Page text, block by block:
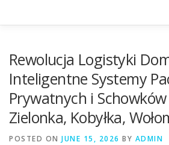
SMART DOM AI – AUTOMATYKA,
BLOG KONTAKT
Rewolucja Logistyki
Inteligentne Systemy
Prywatnych i
Zielonka, Kobyłka,
POSTED ON JUNE 15, 2026 BY ADMIN